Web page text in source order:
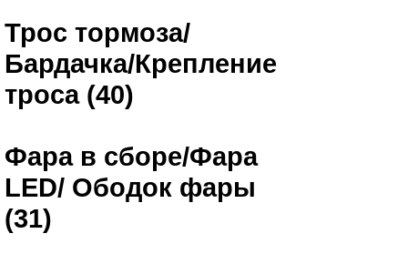
Трос тормоза/
Бардачка/Крепление
троса (40)
Фара в сборе/Фара
LED/ Ободок фары
(31)